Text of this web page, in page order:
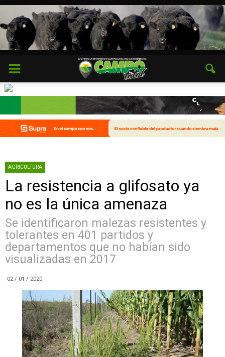
AGRICULTURA
La resistencia a glifosato ya
no es la única amenaza
Se identificaron malezas resistentes y
tolerantes en 401 partidos y
departamentos que no habían sido
visualizadas en 2017
02 / 01 / 2020